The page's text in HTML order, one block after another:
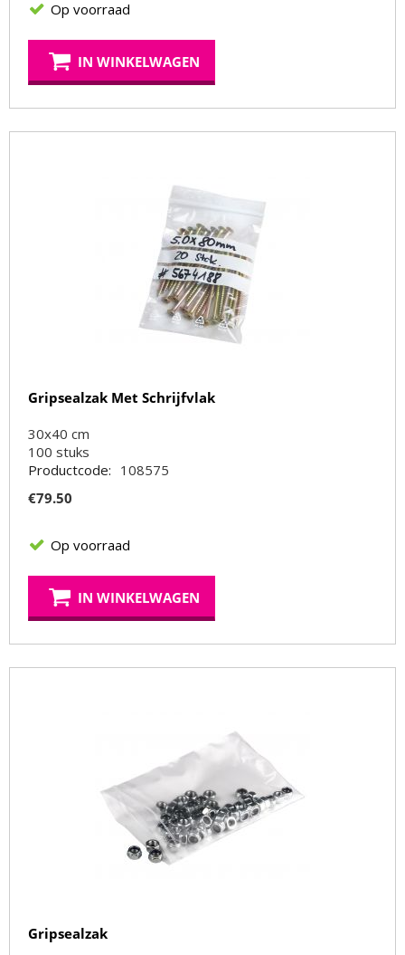
Op voorraad
IN WINKELWAGEN
Gripsealzak Met Schrijfvlak
30x40 cm
100 stuks
Productcode: 108575
€79.50
Op voorraad
IN WINKELWAGEN
Gripsealzak